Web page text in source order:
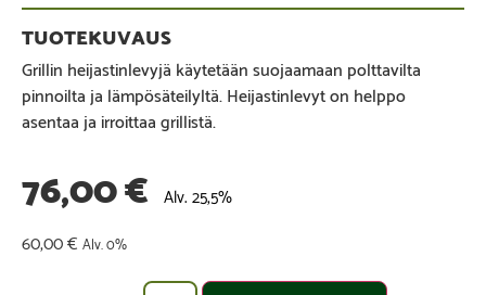
Grillin heijastinlevyjä käytetään suojaamaan polttavilta
pinnoilta ja lämpösäteilyltä. Heijastinlevyt on helppo
asentaa ja irroittaa grillistä.
76,00€ Alv. 25,5%
60,00€ Alv. 0%